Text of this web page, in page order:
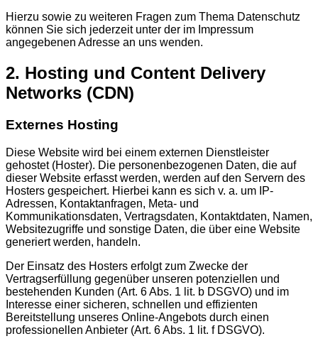
Hierzu sowie zu weiteren Fragen zum Thema Datenschutz
können Sie sich jederzeit unter der im Impressum
angegebenen Adresse an uns wenden.
2. Hosting und Content Delivery
Networks (CDN)
Externes Hosting
Diese Website wird bei einem externen Dienstleister
gehostet (Hoster). Die personenbezogenen Daten, die auf
dieser Website erfasst werden, werden auf den Servern des
Hosters gespeichert. Hierbei kann es sich v. a. um IP-
Adressen, Kontaktanfragen, Meta- und
Kommunikationsdaten, Vertragsdaten, Kontaktdaten, Namen,
Websitezugriffe und sonstige Daten, die über eine Website
generiert werden, handeln.
Der Einsatz des Hosters erfolgt zum Zwecke der
Vertragserfüllung gegenüber unseren potenziellen und
bestehenden Kunden (Art. 6 Abs. 1 lit. b DSGVO) und im
Interesse einer sicheren, schnellen und effizienten
Bereitstellung unseres Online-Angebots durch einen
professionellen Anbieter (Art. 6 Abs. 1 lit. f DSGVO).